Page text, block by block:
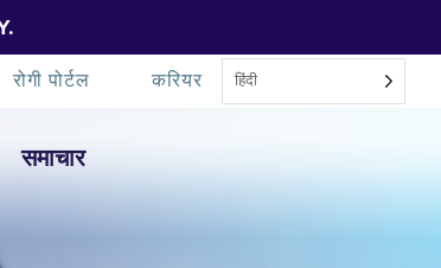
रोगी पोर्टल करियर हिंदी
समाचार